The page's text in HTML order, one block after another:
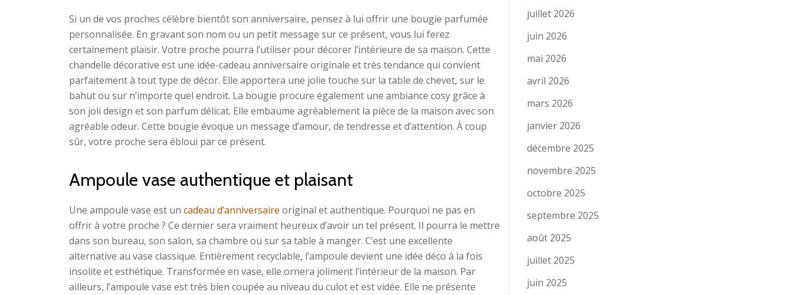
Si un de vos proches célèbre bientôt son anniversaire, pensez à lui offrir une bougie parfumée
personnalisée. En gravant son nom ou un petit message sur ce présent, vous lui ferez
certainement plaisir. Votre proche pourra l’utiliser pour décorer l’intérieure de sa maison. Cette
chandelle décorative est une idée-cadeau anniversaire originale et très tendance qui convient
parfaitement à tout type de décor. Elle apportera une jolie touche sur la table de chevet, sur le
bahut ou sur n’importe quel endroit. La bougie procure également une ambiance cosy grâce à
son joli design et son parfum délicat. Elle embaume agréablement la pièce de la maison avec son
agréable odeur. Cette bougie évoque un message d’amour, de tendresse et d’attention. À coup
sûr, votre proche sera ébloui par ce présent.
Ampoule vase authentique et plaisant
Une ampoule vase est un cadeau d’anniversaire original et authentique. Pourquoi ne pas en
offrir à votre proche ? Ce dernier sera vraiment heureux d’avoir un tel présent. Il pourra le mettre
dans son bureau, son salon, sa chambre ou sur sa table à manger. C’est une excellente
alternative au vase classique. Entièrement recyclable, l’ampoule devient une idée déco à la fois
insolite et esthétique. Transformée en vase, elle ornera joliment l’intérieur de la maison. Par
ailleurs, l’ampoule vase est très bien coupée au niveau du culot et est vidée. Elle ne présente
juillet 2026
juin 2026
mai 2026
avril 2026
mars 2026
janvier 2026
décembre 2025
novembre 2025
octobre 2025
septembre 2025
août 2025
juillet 2025
juin 2025